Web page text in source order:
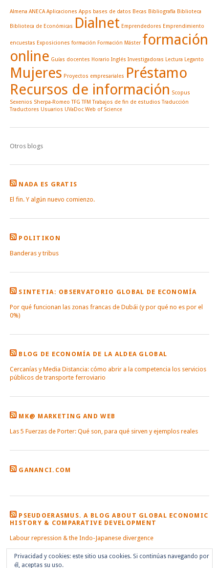
Almena ANECA Aplicaciones Apps bases de datos Becas Bibliografía Biblioteca
Biblioteca de Económicas Dialnet Emprendedores Emprendimiento
encuestas Exposiciones formación Formación Máster formación
online Guías docentes Horario Inglés Investigadoras Lectura Leganto
Mujeres Proyectos empresariales Préstamo
Recursos de información Scopus
Sexenios Sherpa-Romeo TFG TFM Trabajos de fin de estudios Traducción
Traductores Usuarios UVaDoc Web of Science
Otros blogs
NADA ES GRATIS
El fin. Y algún nuevo comienzo.
POLITIKON
Banderas y tribus
SINTETIA: OBSERVATORIO GLOBAL DE ECONOMÍA
Por qué funcionan las zonas francas de Dubái (y por qué no es por el
0%)
BLOG DE ECONOMÍA DE LA ALDEA GLOBAL
Cercanías y Media Distancia: cómo abrir a la competencia los servicios
públicos de transporte ferroviario
MK@ MARKETING AND WEB
Las 5 Fuerzas de Porter: Qué son, para qué sirven y ejemplos reales
GANANCI.COM
PSEUDOERASMUS. A BLOG ABOUT GLOBAL ECONOMIC
HISTORY & COMPARATIVE DEVELOPMENT
Labour repression & the Indo-Japanese divergence
Privacidad y cookies: este sitio usa cookies. Si continúas navegando por
él, aceptas su uso.